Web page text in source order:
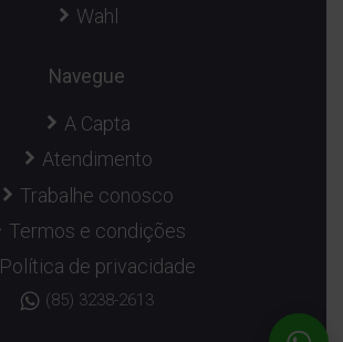
Wahl
Navegue
A Capta
Atendimento
Trabalhe conosco
Termos e condições
Política de privacidade
(85) 3238-2613